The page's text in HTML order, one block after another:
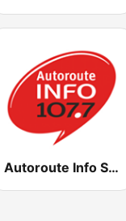
Autoroute Info Sud